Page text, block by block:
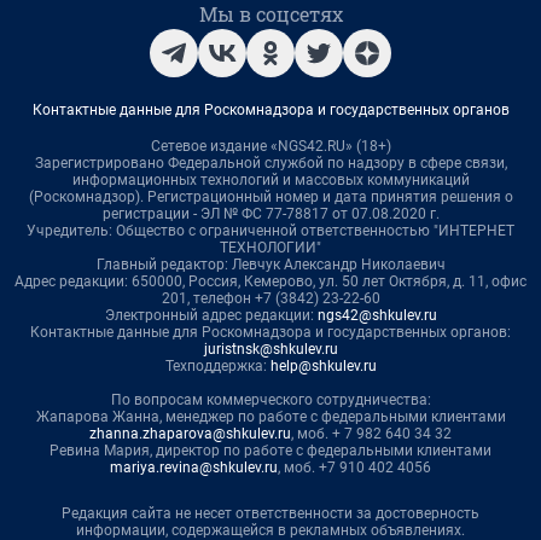
Мы в соцсетях
Контактные данные для Роскомнадзора и государственных органов
Сетевое издание «NGS42.RU» (18+)
Зарегистрировано Федеральной службой по надзору в сфере связи,
информационных технологий и массовых коммуникаций
(Роскомнадзор). Регистрационный номер и дата принятия решения о
регистрации - ЭЛ № ФС 77-78817 от 07.08.2020 г.
Учредитель: Общество с ограниченной ответственностью "ИНТЕРНЕТ
ТЕХНОЛОГИИ"
Главный редактор: Левчук Александр Николаевич
Адрес редакции: 650000, Россия, Кемерово, ул. 50 лет Октября, д. 11, офис
201, телефон +7 (3842) 23-22-60
Электронный адрес редакции: ngs42@shkulev.ru
Контактные данные для Роскомнадзора и государственных органов:
juristnsk@shkulev.ru
Техподдержка: help@shkulev.ru
По вопросам коммерческого сотрудничества:
Жапарова Жанна, менеджер по работе с федеральными клиентами
zhanna.zhaparova@shkulev.ru, моб. + 7 982 640 34 32
Ревина Мария, директор по работе с федеральными клиентами
mariya.revina@shkulev.ru, моб. +7 910 402 4056
Редакция сайта не несет ответственности за достоверность
информации, содержащейся в рекламных объявлениях.